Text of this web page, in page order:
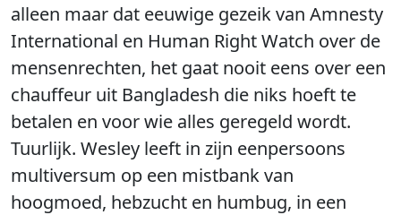
alleen maar dat eeuwige gezeik van Amnesty
International en Human Right Watch over de
mensenrechten, het gaat nooit eens over een
chauffeur uit Bangladesh die niks hoeft te
betalen en voor wie alles geregeld wordt.
Tuurlijk. Wesley leeft in zijn eenpersoons
multiversum op een mistbank van
hoogmoed, hebzucht en humbug, in een